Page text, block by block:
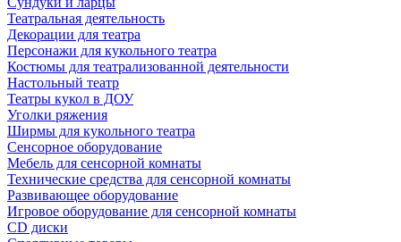
Театральная деятельность
Декорации для театра
Персонажи для кукольного театра
Костюмы для театрализованной деятельности
Настольный театр
Театры кукол в ДОУ
Уголки ряжения
Ширмы для кукольного театра
Сенсорное оборудование
Мебель для сенсорной комнаты
Технические средства для сенсорной комнаты
Развивающее оборудование
Игровое оборудование для сенсорной комнаты
CD диски